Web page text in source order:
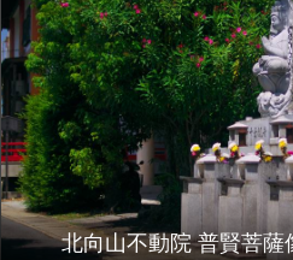
北向山不動院 普賢菩薩